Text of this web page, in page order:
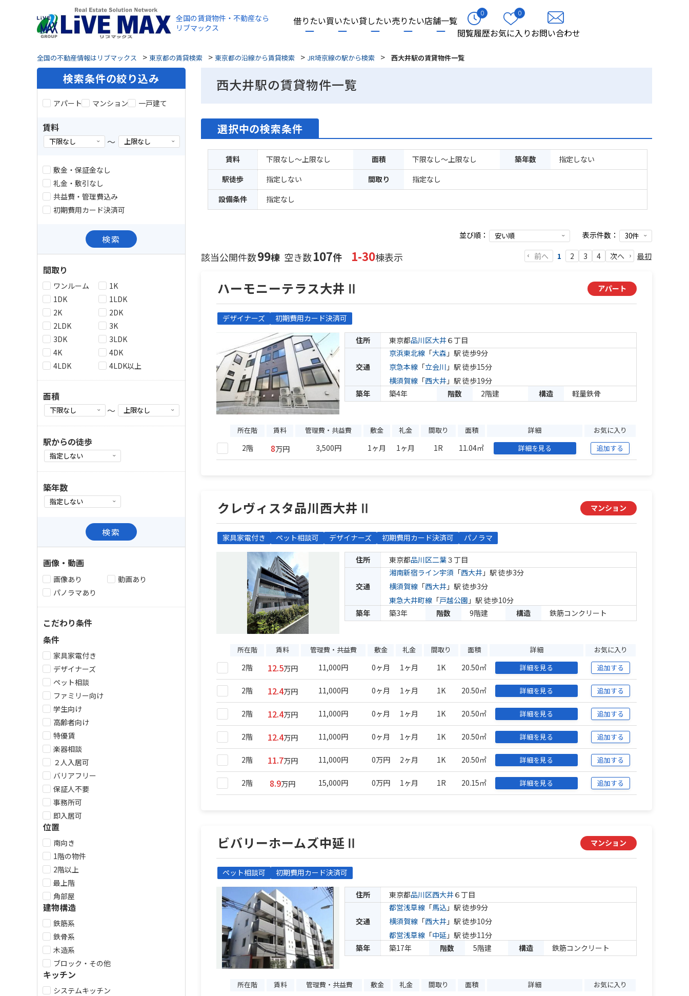
全国の賃貸物件・不動産なら
リブマックス
借りたい買いたい貸したい売りたい店舗一覧
0
閲覧履歴
0
お気に入りお問い合わせ
全国の不動産情報はリブマックス > 東京都の賃貸検索 > 東京都の沿線から賃貸検索 > JR埼京線の駅から検索 > 西大井駅の賃貸物件一覧
西大井駅の賃貸物件一覧
選択中の検索条件
賃料 下限なし～上限なし 面積 下限なし～上限なし 築年数
指定しない
駅徒歩
指定しない 間取り
指定なし
設備条件
指定なし
並び順： 表示件数：
該当公開件数99棟 空き数107件 1-30棟表示 前へ 1 2 3 4 次へ 最初
ハーモニーテラス大井Ⅱ アパート
デザイナーズ 初期費用カード決済可
住所 東京都品川区大井６丁目
交通
京浜東北線 「大森 」駅 徒歩9分
京急本線 「立会川 」駅 徒歩15分
横須賀線 「西大井 」駅 徒歩19分
築年
築4年 階数 2階建 構造 軽量鉄骨
所在階 賃料 管理費・共益費 敷金 礼金 間取り 面積 詳細 お気に入り
2階 8万円 3,500円 1ヶ月 1ヶ月 1R 11.04㎡ 詳細を見る 追加する
クレヴィスタ品川西大井Ⅱ マンション
家具家電付き ペット相談可 デザイナーズ 初期費用カード決済可 パノラマ
住所 東京都品川区二葉３丁目
交通
湘南新宿ライン宇須 「西大井 」駅 徒歩3分
横須賀線 「西大井 」駅 徒歩3分
東急大井町線 「戸越公園 」駅 徒歩10分
築年
築3年 階数 9階建 構造 鉄筋コンクリート
所在階 賃料 管理費・共益費 敷金 礼金 間取り 面積 詳細 お気に入り
2階 12.5万円 11,000円 0ヶ月 1ヶ月 1K 20.50㎡ 詳細を見る 追加する
2階 12.4万円 11,000円 0ヶ月 1ヶ月 1K 20.50㎡ 詳細を見る 追加する
2階 12.4万円 11,000円 0ヶ月 1ヶ月 1K 20.50㎡ 詳細を見る 追加する
2階 12.4万円 11,000円 0ヶ月 1ヶ月 1K 20.50㎡ 詳細を見る 追加する
2階 11.7万円 11,000円 0万円 2ヶ月 1K 20.50㎡ 詳細を見る 追加する
2階 8.9万円 15,000円 0万円 1ヶ月 1R 20.15㎡ 詳細を見る 追加する
ビバリーホームズ中延Ⅱ マンション
ペット相談可 初期費用カード決済可
住所 東京都品川区西大井６丁目
交通
都営浅草線 「馬込 」駅 徒歩9分
横須賀線 「西大井 」駅 徒歩10分
都営浅草線 「中延 」駅 徒歩11分
築年
築17年 階数 5階建 構造 鉄筋コンクリート
所在階 賃料 管理費・共益費 敷金 礼金 間取り 面積 詳細 お気に入り
検索条件の絞り込み
アパート マンション 一戸建て
賃料
～
敷金・保証金なし
礼金・敷引なし
共益費・管理費込み
初期費用カード決済可
検索
間取り
ワンルーム
1K
1DK
1LDK
2K
2DK
2LDK
3K
3DK
3LDK
4K
4DK
4LDK
4LDK以上
面積
～
駅からの徒歩
築年数
検索
画像・動画
画像あり
動画あり
パノラマあり
こだわり条件
条件
家具家電付き
デザイナーズ
ペット相談
ファミリー向け
学生向け
高齢者向け
特優賃
楽器相談
２人入居可
バリアフリー
保証人不要
事務所可
即入居可
位置
南向き
1階の物件
2階以上
最上階
角部屋
建物構造
鉄筋系
鉄骨系
木造系
ブロック・その他
キッチン
システムキッチン